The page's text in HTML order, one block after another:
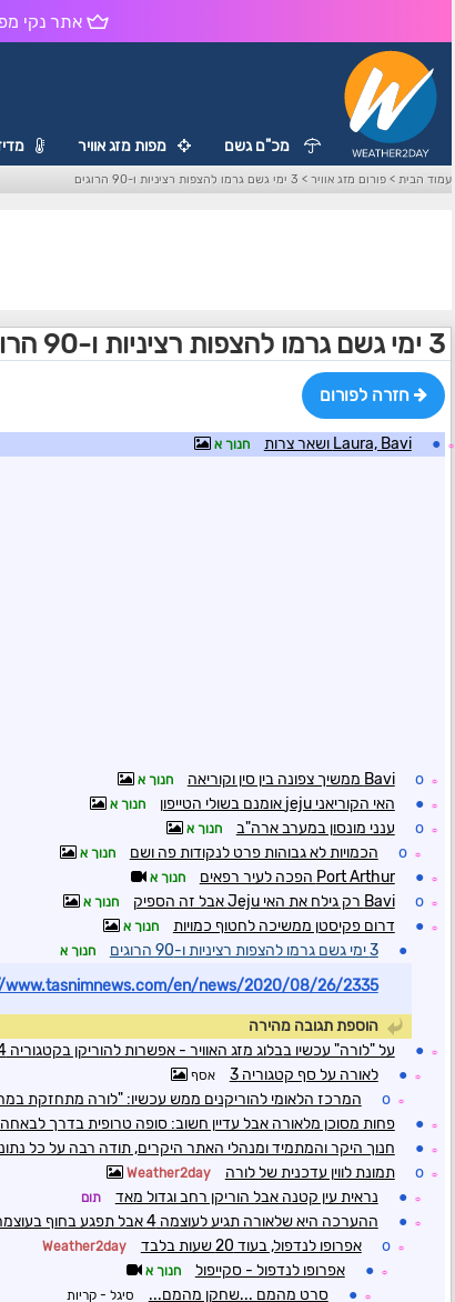
אתר נקי
מכ"ם גשם מפות מזג אוויר
עמוד הבית >פורום מזג אוויר > 3 ימי גשם גרמו להצפות רציניות ו-90 הרוגים
3 ימי גשם גרמו להצפות רציניות ו-90 הרוגים
חזרה לפורום
☼
● Laura, Bavi ושאר צרות חנוך א
☼
o Bavi ממשיך צפונה בין סין וקוריאה חנוך א
☼
● האי הקוריאני jeju אומנם בשולי הטייפון חנוך א
☼
o ענני מונסון במערב ארה"ב חנוך א
☼
o הכמויות לא גבוהות פרט לנקודות פה ושם חנוך א
☼
● Port Arthur הפכה לעיר רפאים חנוך א
☼
o Bavi רק גילח את האי Jeju אבל זה הספיק חנוך א
☼
● דרום פקיסטן ממשיכה לחטוף כמויות חנוך א
● 3 ימי גשם גרמו להצפות רציניות ו-90 הרוגים חנוך א
en/news/2020/08/26/2335...
הוספת תגובה מהירה
☼
● על "לורה" עכשיו בבלוג מזג האוויר - אפשרות להוריקן בקטגוריה 4
☼
● לאורה על סף קטגוריה 3 אסף
☼
o המרכז הלאומי להוריקנים ממש עכשיו: "לורה מתחזקת
☼
● פחות מסוכן מלאורה אבל עדיין חשוב: סופה טרופית בדרך לבאחה
☼
● חנוך היקר והמתמיד ומנהלי האתר היקרים, תודה רבה על כל
☼
o תמונת לווין עדכנית של לורה Weather2day
☼
● נראית עין קטנה אבל הוריקן רחב וגדול מאד תום
☼
● ההערכה היא שלאורה תגיע לעוצמה 4 אבל תפגע בחוף בעוצמה 3
☼
o אפרופו לנדפול, בעוד 20 שעות בלבד Weather2day
☼
● אפרופו לנדפול - סקייפול חנוך א
☼
● סרט מהמם ...שחקן מהמם... סיגל - קריות